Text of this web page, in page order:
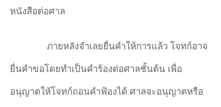
หนังสือต่อศาล
ภายหลังจำเลยยื่นคำให้การแล้ว โจทก์อาจ
ยื่นคำขอโดยทำเป็นคำร้องต่อศาลชั้นต้น เพื่อ
อนุญาตให้โจทก์ถอนคำฟ้องได้ ศาลจะอนุญาตหรือ